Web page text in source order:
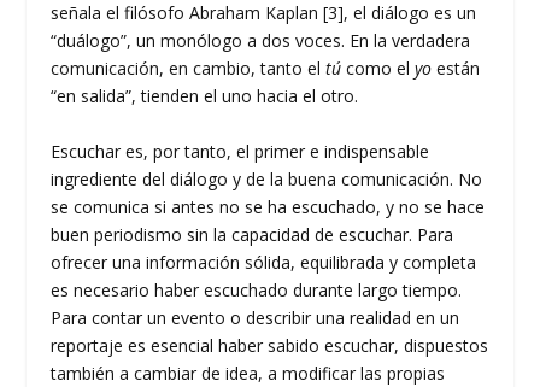
señala el filósofo Abraham Kaplan [3], el diálogo es un
“duálogo”, un monólogo a dos voces. En la verdadera
comunicación, en cambio, tanto eltú como elyo están
“en salida”, tienden el uno hacia el otro.
Escuchar es, por tanto, el primer e indispensable
ingrediente del diálogo y de la buena comunicación. No
se comunica si antes no se ha escuchado, y no se hace
buen periodismo sin la capacidad de escuchar. Para
ofrecer una información sólida, equilibrada y completa
es necesario haber escuchado durante largo tiempo.
Para contar un evento o describir una realidad en un
reportaje es esencial haber sabido escuchar, dispuestos
también a cambiar de idea, a modificar las propias